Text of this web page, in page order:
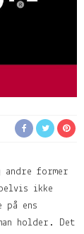
andre former
ikke
på ens
holder. Det